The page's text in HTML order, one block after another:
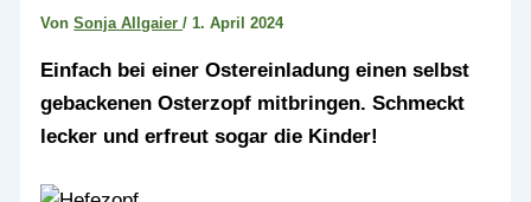
VonSonja Allgaier/1. April 2024
Einfach bei einer Ostereinladung einen selbst
gebackenen Osterzopf mitbringen. Schmeckt
lecker und erfreut sogar die Kinder!